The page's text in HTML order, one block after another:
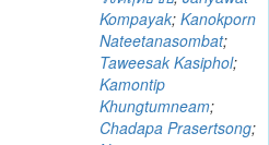
Kompayak; Kanokporn
Nateetanasombat;
Taweesak Kasiphol;
Kamontip
Khungtumneam;
Chadapa Prasertsong;